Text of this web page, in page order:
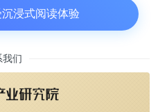
是撸代码，下班就是回家
吵闹声：“这个类写成这
浸式阅读体验
我们